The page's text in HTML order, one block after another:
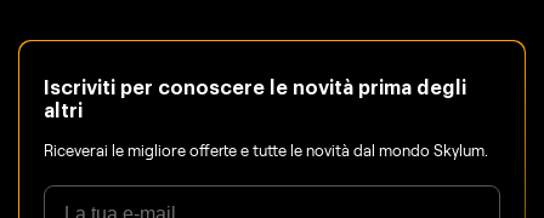
Iscriviti per conoscere le novità prima degli
altri
Riceverai le migliore offerte e tutte le novità dal mondo Skylum.